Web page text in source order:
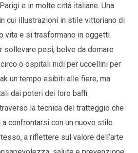
e in molte città italiane. Una
cui illustrazioni in stile vittoriano di
vita e si trasformano in oggetti
sollevare pesi, belve da domare
o ospitali nidi per uccellini per
un tempo esibiti alle fiere, ma
dai poteri dei loro baffi.
la tecnica del tratteggio che
confrontarsi con un nuovo stile
a riflettere sul valore dell’arte